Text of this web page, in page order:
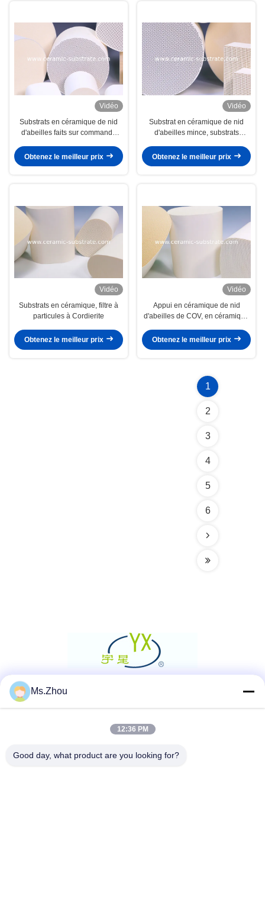
Vidéo
Substrats en céramique de nid
d'abeilles faits sur commande
d'échappement
Obtenez le meilleur prix
Vidéo
Substrat en céramique de nid
d'abeilles mince, substrats
Obtenez le meilleur prix
Vidéo
Substrats en céramique, filtre à
particules à Cordierite
Obtenez le meilleur prix
Vidéo
Appui en céramique de nid
d'abeilles de COV, en céramique
Obtenez le meilleur prix
1
2
3
4
5
6
Contact rapide
Ms.Zhou
12:36 PM
Good day, what product are you looking for?